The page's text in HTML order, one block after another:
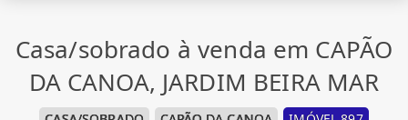
Casa/sobrado à venda em CAPÃO
DA CANOA, JARDIM BEIRA MAR